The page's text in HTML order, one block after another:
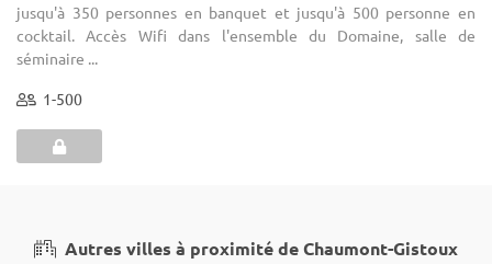
jusqu'à 350 personnes en banquet et jusqu'à 500 personne en
cocktail. Accès Wifi dans l'ensemble du Domaine, salle de
séminaire ...
1-500
Autres villes à proximité de Chaumont-Gistoux